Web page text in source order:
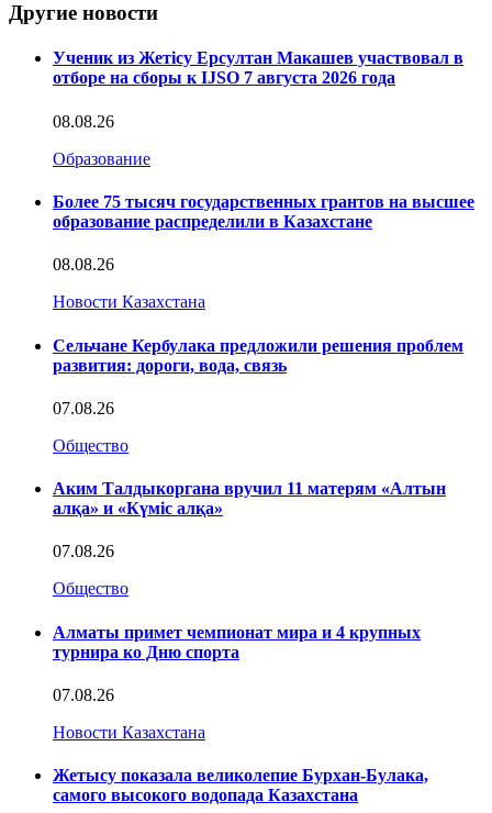
Другие новости
Ученик из Жетісу Ерсултан Макашев участвовал в
отборе на сборы к IJSO 7 августа 2026 года
08.08.26
Образование
Более 75 тысяч государственных грантов на высшее
образование распределили в Казахстане
08.08.26
Новости Казахстана
Сельчане Кербулака предложили решения проблем
развития: дороги, вода, связь
07.08.26
Общество
Аким Талдыкоргана вручил 11 матерям «Алтын
алқа» и «Күміс алқа»
07.08.26
Общество
Алматы примет чемпионат мира и 4 крупных
турнира ко Дню спорта
07.08.26
Новости Казахстана
Жетысу показала великолепие Бурхан-Булака,
самого высокого водопада Казахстана